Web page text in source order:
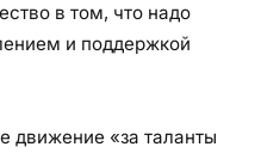
в том, что надо
и поддержкой
движение «за таланты